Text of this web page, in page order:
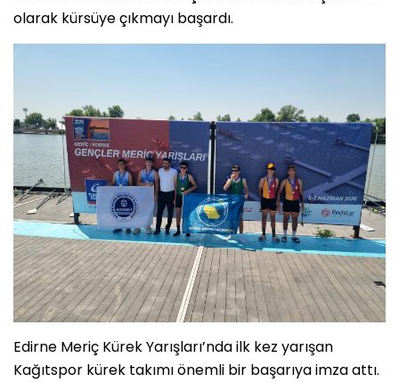
olarak kürsüye çıkmayı başardı.
Edirne Meriç Kürek Yarışları’nda ilk kez yarışan
Kağıtspor kürek takımı önemli bir başarıya imza attı.